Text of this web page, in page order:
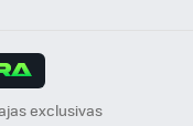
exclusivas